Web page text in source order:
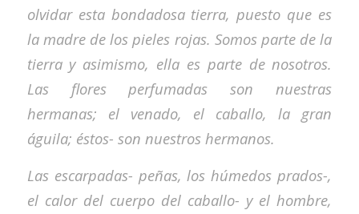
olvidar esta bondadosa tierra, puesto que es
la madre de los pieles rojas. Somos parte de la
tierra y asimismo, ella es parte de nosotros.
Las flores perfumadas son nuestras
hermanas; el venado, el caballo, la gran
águila; éstos- son nuestros hermanos.
Las escarpadas- peñas, los húmedos prados-,
el calor del cuerpo del caballo- y el hombre,